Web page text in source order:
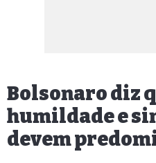
Bolsonaro diz
humildade e
devem